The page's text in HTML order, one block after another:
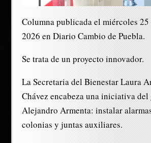
Columna publicada el miércoles 25
2026 en Diario Cambio de Puebla.
Se trata de un proyecto innovador.
La Secretaria del Bienestar Laura
Chávez encabeza una iniciativa
Alejandro Armenta: instalar
colonias y juntas auxiliares.